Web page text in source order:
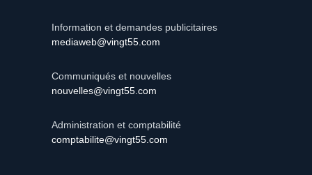
Information et demandes publicitaires
mediaweb@vingt55.com
Communiqués et nouvelles
nouvelles@vingt55.com
Administration et comptabilité
comptabilite@vingt55.com